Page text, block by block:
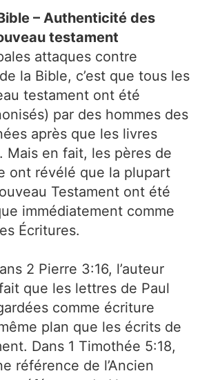
– Authenticité des
testament
attaques contre
la Bible, c’est que tous les
testament ont été
par des hommes des
après que les livres
Mais en fait, les pères de
ont révélé que la plupart
Testament ont été
immédiatement comme
Écritures.
2 Pierre 3:16, l’auteur
que les lettres de Paul
comme écriture
plan que les écrits de
Dans 1 Timothée 5:18,
référence de l’Ancien